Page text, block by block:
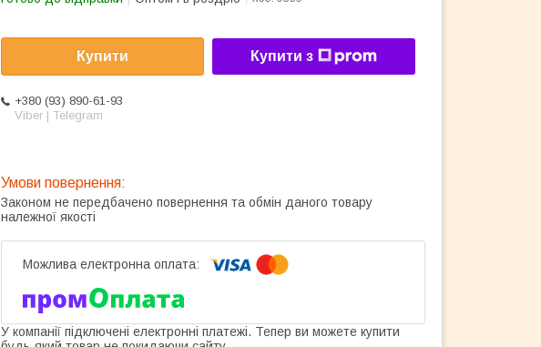
Купити Купити з
+380 (93) 890-61-93
Viber | Telegram
Законом не передбачено повернення та обмін даного товару
належної якості
У компанії підключені електронні платежі. Тепер ви можете купити